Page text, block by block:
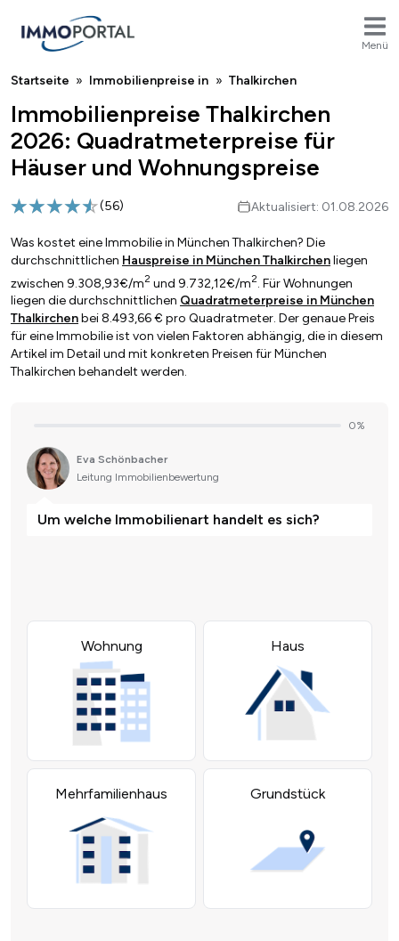
Menü
Breadcrumb
Startseite Immobilienpreise in Thalkirchen
Immobilienpreise Thalkirchen
2026: Quadratmeterpreise für
Häuser und Wohnungspreise
(56) Aktualisiert: 01.08.2026
Was kostet eine Immobilie in München Thalkirchen? Die
durchschnittlichen Hauspreise in München Thalkirchenliegen
zwischen 9.308,93€/m2 und 9.732,12€/m2. Für Wohnungen
liegen die durchschnittlichen Quadratmeterpreise in München
Thalkirchenbei 8.493,66 € pro Quadratmeter. Der genaue Preis
für eine Immobilie ist von vielen Faktoren abhängig, die in diesem
Artikel im Detail und mit konkreten Preisen für München
Thalkirchen behandelt werden.